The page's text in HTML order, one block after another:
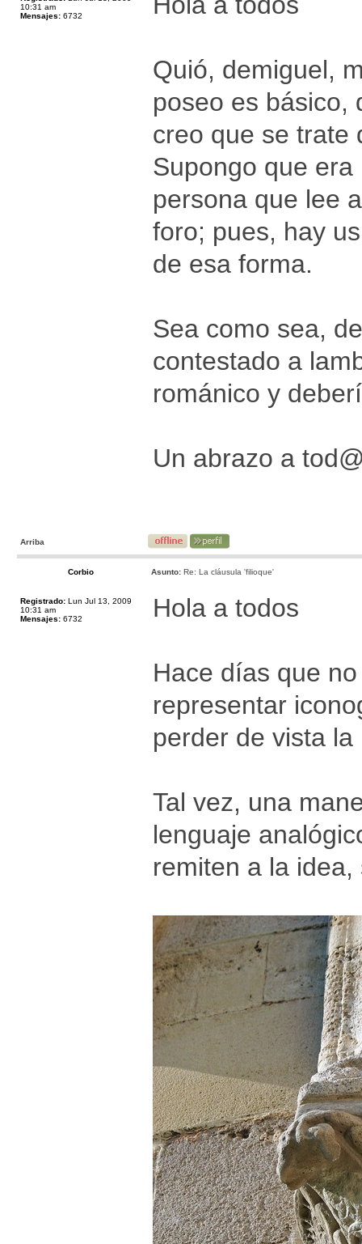
10:31 am
Mensajes: 6732
Quió, demiguel,
poseo es básico,
creo que se trate
Supongo que
persona que lee
foro; pues, hay
de esa forma.
Sea como sea,
contestado a
románico y
Un abrazo a
Arriba
Corbio Asunto: Re: La cláusula 'filioque'
Registrado: Lun Jul 13, 2009
10:31 am
Mensajes: 6732 Hola a todos
Hace días que
representar
perder de vista
Tal vez, una
lenguaje
remiten a la